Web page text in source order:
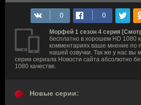
Морфей 1 сезон 4 серия
бесплатно в хорошем HD 1080
комментариях ваше мнение по
нашей озвучки. Так же у нас вы
серии сериала Новости сайта абсолютно
1080 качестве.
Новые серии: